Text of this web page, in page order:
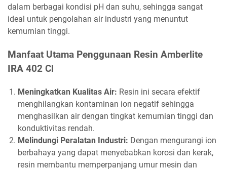
dalam berbagai kondisi pH dan suhu, sehingga sangat
ideal untuk pengolahan air industri yang menuntut
kemurnian tinggi.
Manfaat Utama Penggunaan Resin Amberlite
IRA 402 Cl
Meningkatkan Kualitas Air: Resin ini secara efektif
menghilangkan kontaminan ion negatif sehingga
menghasilkan air dengan tingkat kemurnian tinggi dan
konduktivitas rendah.
Melindungi Peralatan Industri: Dengan mengurangi ion
berbahaya yang dapat menyebabkan korosi dan kerak,
resin membantu memperpanjang umur mesin dan